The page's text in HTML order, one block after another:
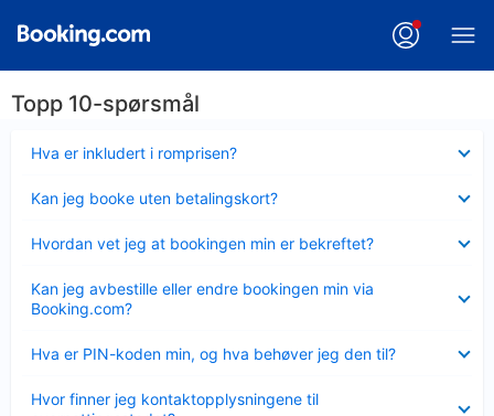
Topp 10-spørsmål
Hva er inkludert i romprisen?
mindre
Kan jeg booke uten betalingskort?
mindre
Hvordan vet jeg at bookingen min er bekreftet?
mindre
Kan jeg avbestille eller endre bookingen min via
Booking.com?
mindre
Hva er PIN-koden min, og hva behøver jeg den til?
mindre
Hvor finner jeg kontaktopplysningene til
mindre